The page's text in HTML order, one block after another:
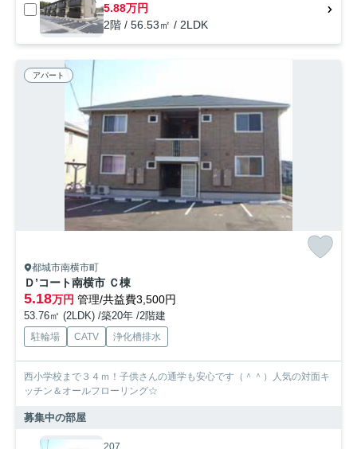
5.88万円
2階 / 56.53㎡ / 2LDK
アパート
都城市南横市町
Ｄ’コート南横市 Ｃ棟
5.18万円 管理/共益費3,500円
53.76㎡ (2LDK) /築20年 /2階建
駐輪場 CATV 浄化槽排水
西小学校まで３４ｍ！子供さんの通学も安心です（＾＾）人気の対面キ
ッチン＆オールフローリング☆
募集中の部屋
207